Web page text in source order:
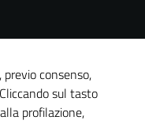
consenso,
sul tasto
profilazione,